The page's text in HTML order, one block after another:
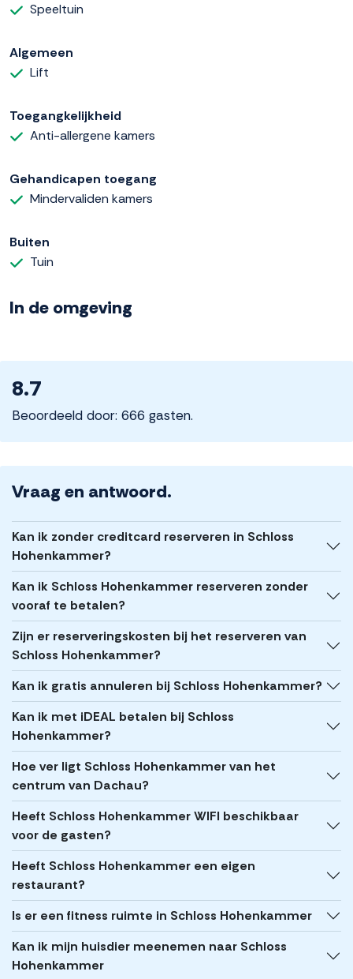
Speeltuin
Algemeen
Lift
Toegangkelijkheid
Anti-allergene kamers
Gehandicapen toegang
Mindervaliden kamers
Buiten
Tuin
In de omgeving
8.7
Beoordeeld door: 666 gasten.
Vraag en antwoord.
Kan ik zonder creditcard reserveren in Schloss
Hohenkammer?
Kan ik Schloss Hohenkammer reserveren zonder
vooraf te betalen?
Zijn er reserveringskosten bij het reserveren van
Schloss Hohenkammer?
Kan ik gratis annuleren bij Schloss Hohenkammer?
Kan ik met iDEAL betalen bij Schloss
Hohenkammer?
Hoe ver ligt Schloss Hohenkammer van het
centrum van Dachau?
Heeft Schloss Hohenkammer WIFI beschikbaar
voor de gasten?
Heeft Schloss Hohenkammer een eigen
restaurant?
Is er een fitness ruimte in Schloss Hohenkammer
Kan ik mijn huisdier meenemen naar Schloss
Hohenkammer